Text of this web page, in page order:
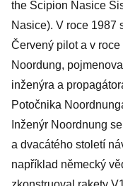
the Scipion Nasice
Nasice). V roce 1987
Červený pilot a v
Noordung,
inženýra a
Potočnika
Inženýr Noordnung
a dvacátého století
například německý